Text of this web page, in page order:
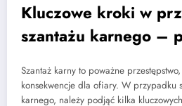
Kluczowe kroki w
szantażu karnego –
Szantaż karny to poważne
konsekwencje dla ofiary. W przypadku
karnego, należy podjąć kilka